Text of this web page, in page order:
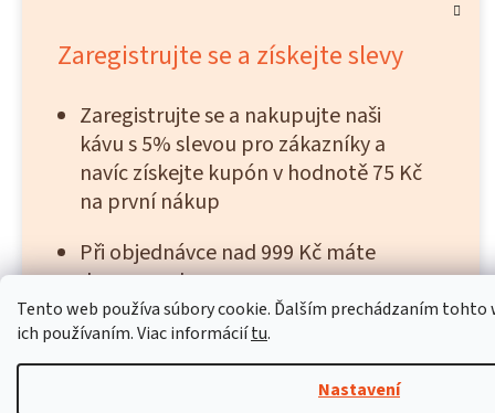
Tento web používa súbory cookie. Ďalším prechádzaním tohto
ich používaním. Viac informáciítu.
Nastavení
Zaregistrujte se a získejte slevy
Zaregistrujte se a nakupujte naši
kávu s 5% slevou pro zákazníky a
navíc získejte kupón v hodnotě 75 Kč
na první nákup
Při objednávce nad 999 Kč máte
dopravu zdarma
Při objednávce nad 1 600 Kč získáte
dárek 50 g „Kočka v pytli“